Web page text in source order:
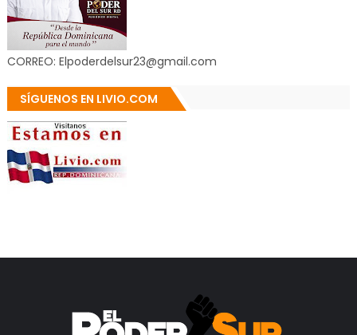
CORREO: Elpoderdelsur23@gmail.com
SÍGUENOS EN LIVIO.COM